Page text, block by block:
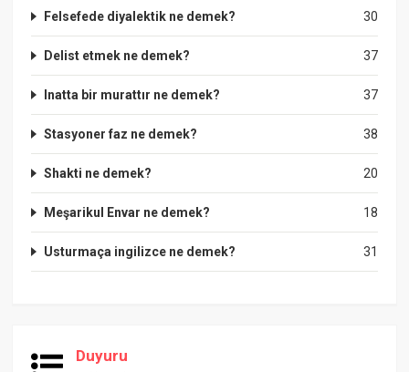
30
Felsefede diyalektik ne demek?
37
Delist etmek ne demek?
37
Inatta bir murattır ne demek?
38
Stasyoner faz ne demek?
20
Shakti ne demek?
18
Meşarikul Envar ne demek?
31
Usturmaça ingilizce ne demek?
Duyuru